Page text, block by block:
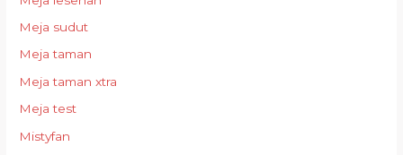
Meja sudut
Meja taman
Meja taman xtra
Meja test
Mistyfan